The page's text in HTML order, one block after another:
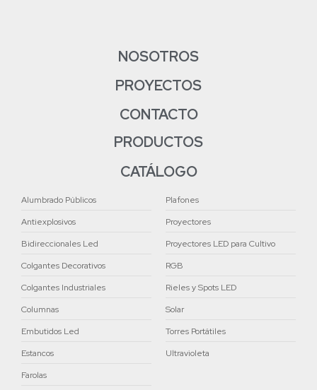
NOSOTROS
PROYECTOS
CONTACTO
PRODUCTOS
CATÁLOGO
Alumbrado Públicos
Antiexplosivos
Bidireccionales Led
Colgantes Decorativos
Colgantes Industriales
Columnas
Embutidos Led
Estancos
Farolas
Plafones
Proyectores
Proyectores LED para Cultivo
RGB
Rieles y Spots LED
Solar
Torres Portátiles
Ultravioleta